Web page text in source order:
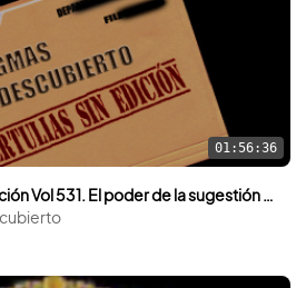
01:56:36
Tertulias sin edición Vol 531. El poder de la sugestión al descubierto.